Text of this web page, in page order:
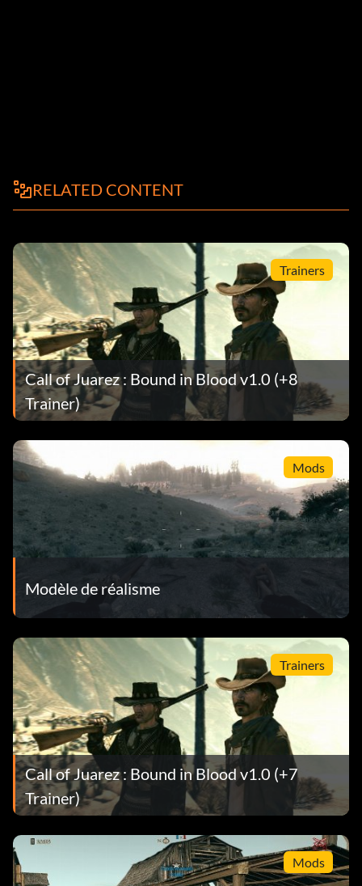
RELATED CONTENT
Trainers
Call of Juarez : Bound in Blood v1.0 (+8
Trainer)
Mods
Modèle de réalisme
Trainers
Call of Juarez : Bound in Blood v1.0 (+7
Trainer)
Mods